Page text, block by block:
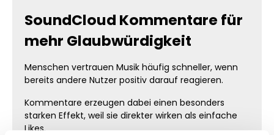
SoundCloud Kommentare für
mehr Glaubwürdigkeit
Menschen vertrauen Musik häufig schneller, wenn
bereits andere Nutzer positiv darauf reagieren.
Kommentare erzeugen dabei einen besonders
starken Effekt, weil sie direkter wirken als einfache
Likes.